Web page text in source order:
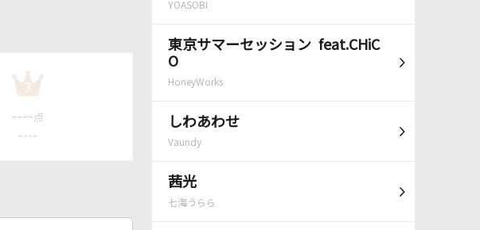
YOASOBI
東京サマーセッション feat.CHiC
O
HoneyWorks
しわあわせ
Vaundy
茜光
七海うらら
3
---- 点
----